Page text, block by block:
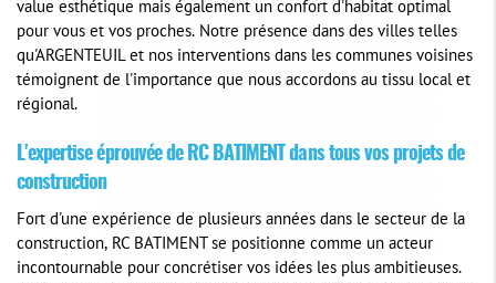
value esthétique mais également un confort d'habitat optimal
pour vous et vos proches. Notre présence dans des villes telles
qu'ARGENTEUIL et nos interventions dans les communes voisines
témoignent de l'importance que nous accordons au tissu local et
régional.
L'expertise éprouvée de RC BATIMENT dans tous vos projets de
construction
Fort d'une expérience de plusieurs années dans le secteur de la
construction, RC BATIMENT se positionne comme un acteur
incontournable pour concrétiser vos idées les plus ambitieuses.